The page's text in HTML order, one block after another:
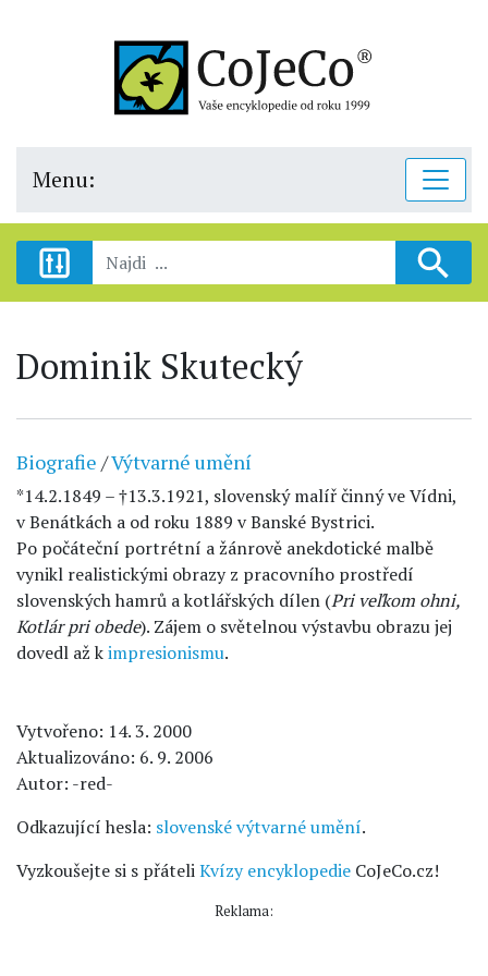
Menu:
Dominik Skutecký
Biografie /Výtvarné umění
*14.2.1849 – †13.3.1921, slovenský malíř činný ve Vídni,
v Benátkách a od roku 1889 v Banské Bystrici.
Po počáteční portrétní a žánrově anekdotické malbě
vynikl realistickými obrazy z pracovního prostředí
slovenských hamrů a kotlářských dílen (Pri veľkom ohni,
Kotlár pri obede). Zájem o světelnou výstavbu obrazu jej
dovedl až kimpresionismu.
Vytvořeno: 14. 3. 2000
Aktualizováno: 6. 9. 2006
Autor: -red-
Odkazující hesla: slovenské výtvarné umění.
Vyzkoušejte si s přáteliKvízy encyklopedie CoJeCo.cz!
Reklama: